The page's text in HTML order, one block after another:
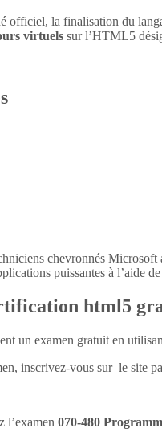
officiel, la finalisation du
virtuels sur l’HTML5
chevronnés
puissantes à l’aide
html5
un examen gratuit en
inscrivez-vous sur le site
l’examen 070-480